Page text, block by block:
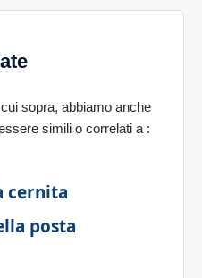
sopra, abbiamo anche
simili o correlati a :
cernita
posta